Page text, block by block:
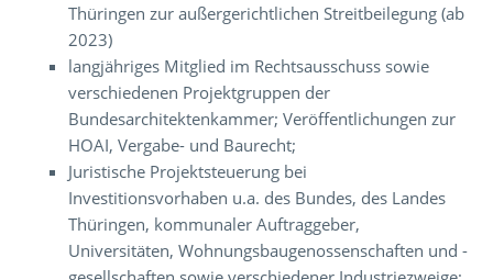
Thüringen zur außergerichtlichen Streitbeilegung (ab
2023)
langjähriges Mitglied im Rechtsausschuss sowie
verschiedenen Projektgruppen der
Bundesarchitektenkammer; Veröffentlichungen zur
HOAI, Vergabe- und Baurecht;
Juristische Projektsteuerung bei
Investitionsvorhaben u.a. des Bundes, des Landes
Thüringen, kommunaler Auftraggeber,
Universitäten, Wohnungsbaugenossenschaften und -